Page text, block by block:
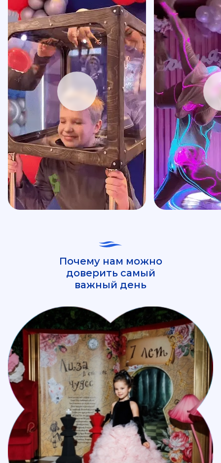
Почему нам можно
доверить самый
важный день